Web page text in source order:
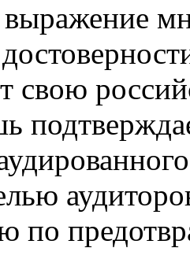
свою
по